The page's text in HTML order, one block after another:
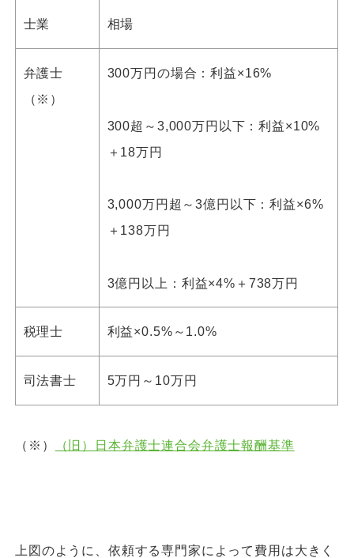
士業 相場
弁護士
（※）
300万円の場合：利益×16%
300超～3,000万円以下：利益×10%
＋18万円
3,000万円超～3億円以下：利益×6%
＋138万円
3億円以上：利益×4%＋738万円
税理士 利益×0.5%～1.0%
司法書士 5万円～10万円
（※） （旧）日本弁護士連合会弁護士報酬基準
上図のように、依頼する専門家によって費用は大きく